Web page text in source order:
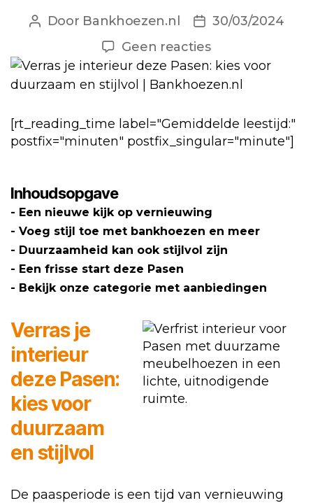
Berichtauteur
Door Bankhoezen.nl Berichtdatum
30/03/2024
Geen reactiesop
Verras
je
deze
Pasen:
en
stijlvol
[rt_reading_time label="Gemiddelde leestijd:"
postfix="minuten" postfix_singular="minute"]
Inhoudsopgave
Een nieuwe kijk op vernieuwing
Voeg stijl toe met bankhoezen en meer
Duurzaamheid kan ook stijlvol zijn
Een frisse start deze Pasen
Bekijk onze categorie met aanbiedingen
Verras je
interieur
deze Pasen:
kies voor
duurzaam
en stijlvol
De paasperiode is een tijd van vernieuwing